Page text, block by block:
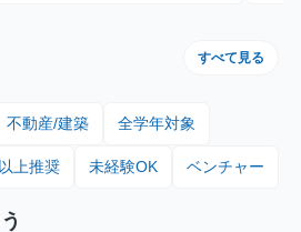
すべて見る
不動産/建築 全学年対象
上推奨 未経験OK ベンチャー